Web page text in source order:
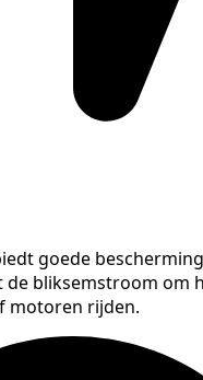
goede
de bliksemstroom om
motoren rijden.